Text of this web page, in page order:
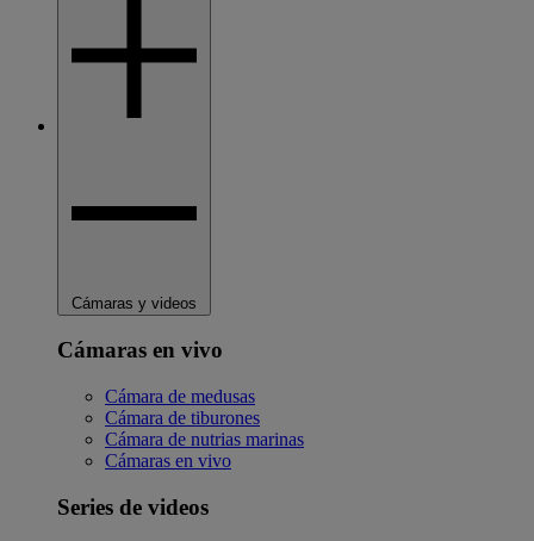
Cámaras y videos
Cámaras en vivo
Cámara de medusas
Cámara de tiburones
Cámara de nutrias marinas
Cámaras en vivo
Series de videos